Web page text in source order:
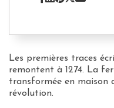
Les premières traces
remontent à 1274. La
transformée en maison
révolution.